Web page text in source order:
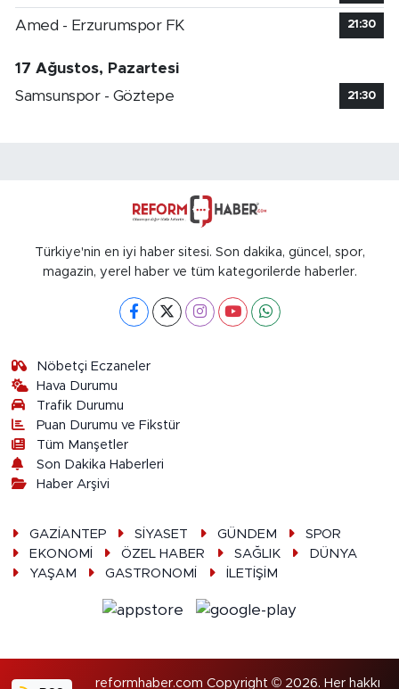
Amed - Erzurumspor FK 21:30
17 Ağustos, Pazartesi
Samsunspor - Göztepe
21:30
Türkiye'nin en iyi haber sitesi. Son dakika, güncel, spor,
magazin, yerel haber ve tüm kategorilerde haberler.
Nöbetçi Eczaneler
Hava Durumu
Trafik Durumu
Puan Durumu ve Fikstür
Tüm Manşetler
Son Dakika Haberleri
Haber Arşivi
GAZİANTEP SİYASET GÜNDEM
SPOR
EKONOMİ
ÖZEL HABER SAĞLIK
DÜNYA
YAŞAM
GASTRONOMİ İLETİŞİM
reformhaber.com Copyright © 2026. Her hakkı